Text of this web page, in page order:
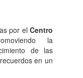
por el Centro
la
de las
en un